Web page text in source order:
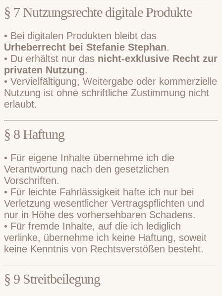
§ 7 Nutzungsrechte digitale Produkte
• Bei digitalen Produkten bleibt das
Urheberrecht bei Stefanie Stephan.
• Du erhältst nur das nicht-exklusive Recht zur
privaten Nutzung.
• Vervielfältigung, Weitergabe oder kommerzielle
Nutzung ist ohne schriftliche Zustimmung nicht
erlaubt.
§ 8 Haftung
• Für eigene Inhalte übernehme ich die
Verantwortung nach den gesetzlichen
Vorschriften.
• Für leichte Fahrlässigkeit hafte ich nur bei
Verletzung wesentlicher Vertragspflichten und
nur in Höhe des vorhersehbaren Schadens.
• Für fremde Inhalte, auf die ich lediglich
verlinke, übernehme ich keine Haftung, soweit
keine Kenntnis von Rechtsverstößen besteht.
§ 9 Streitbeilegung